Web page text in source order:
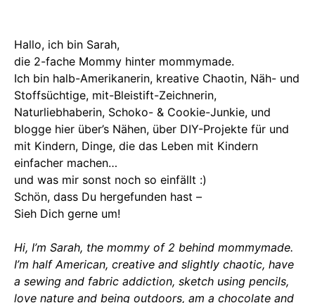
Hallo, ich bin Sarah,
die 2-fache Mommy hinter mommymade.
Ich bin halb-Amerikanerin, kreative Chaotin, Näh- und
Stoffsüchtige, mit-Bleistift-Zeichnerin,
Naturliebhaberin, Schoko- & Cookie-Junkie, und
blogge hier über’s Nähen, über DIY-Projekte für und
mit Kindern, Dinge, die das Leben mit Kindern
einfacher machen…
und was mir sonst noch so einfällt :)
Schön, dass Du hergefunden hast –
Sieh Dich gerne um!
Hi, I’m Sarah, the mommy of 2 behind mommymade.
I’m half American, creative and slightly chaotic, have
a sewing and fabric addiction, sketch using pencils,
love nature and being outdoors, am a chocolate and